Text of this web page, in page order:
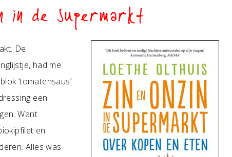
in de supermarkt
De
had me
‘tomatensaus’
een
Want
en
Alles was